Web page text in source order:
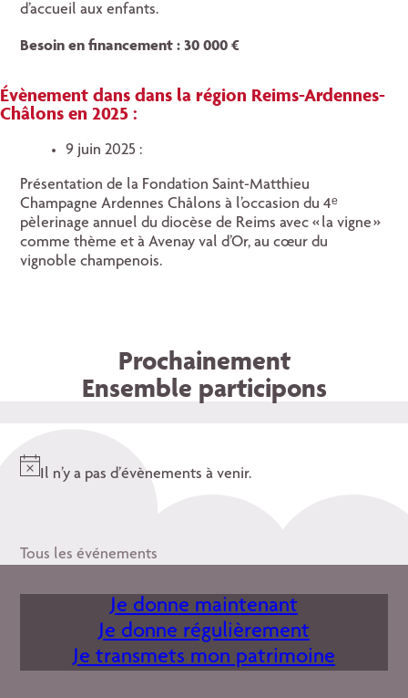
d’accueil aux enfants.
Besoin en financement : 30 000 €
Évènement dans dans la région Reims-Ardennes-
Châlons en 2025 :
9 juin 2025 :
Présentation de la Fondation Saint-Matthieu
Champagne Ardennes Châlons à l’occasion du 4ᵉ
pèlerinage annuel du diocèse de Reims avec « la vigne »
comme thème et à Avenay val d’Or, au cœur du
vignoble champenois.
Prochainement
Ensemble participons
Il n’y a pas d’évènements à venir.
Tous les événements
Je donne maintenant
Je donne régulièrement
Je transmets mon patrimoine